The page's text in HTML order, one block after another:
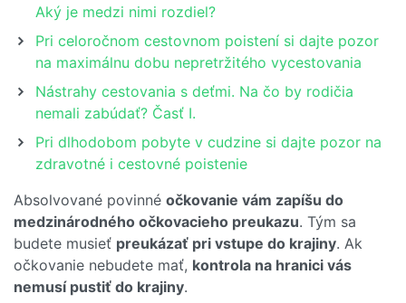
Aký je medzi nimi rozdiel?
Pri celoročnom cestovnom poistení si dajte pozor
na maximálnu dobu nepretržitého vycestovania
Nástrahy cestovania s deťmi. Na čo by rodičia
nemali zabúdať? Časť I.
Pri dlhodobom pobyte v cudzine si dajte pozor na
zdravotné i cestovné poistenie
Absolvované povinné očkovanie vám zapíšu do
medzinárodného očkovacieho preukazu. Tým sa
budete musieť preukázať pri vstupe do krajiny. Ak
očkovanie nebudete mať, kontrola na hranici vás
nemusí pustiť do krajiny.